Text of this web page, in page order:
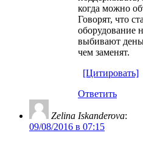
когда можно
Говорят, что
оборудование
выбивают
чем заменят.
[Цитировать]
Ответить
Zelina Iskanderova:
09/08/2016 в 07:15